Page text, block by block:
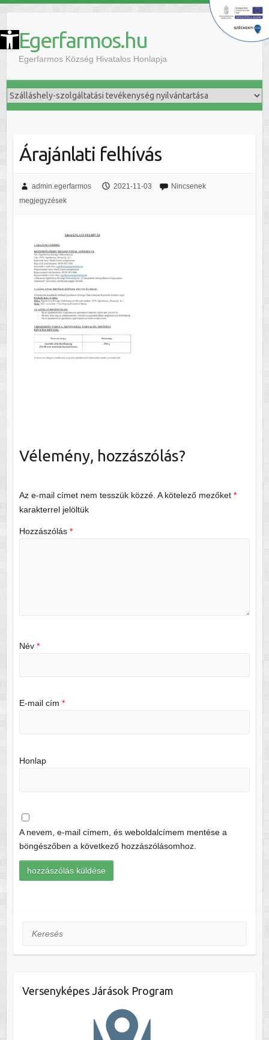
Eszköztár megnyitása Egerfarmos.hu
Egerfarmos Község Hivatalos Honlapja
Árajánlati felhívás
admin.egerfarmos 2021-11-03
Nincsenek
megjegyzések
Vélemény, hozzászólás?
Az e-mail címet nem tesszük közzé. A kötelező mezőket *
karakterrel jelöltük
Hozzászólás *
Név *
E-mail cím *
Honlap
A nevem, e-mail címem, és weboldalcímem mentése a
böngészőben a következő hozzászólásomhoz.
Keresés
Versenyképes Járások Program